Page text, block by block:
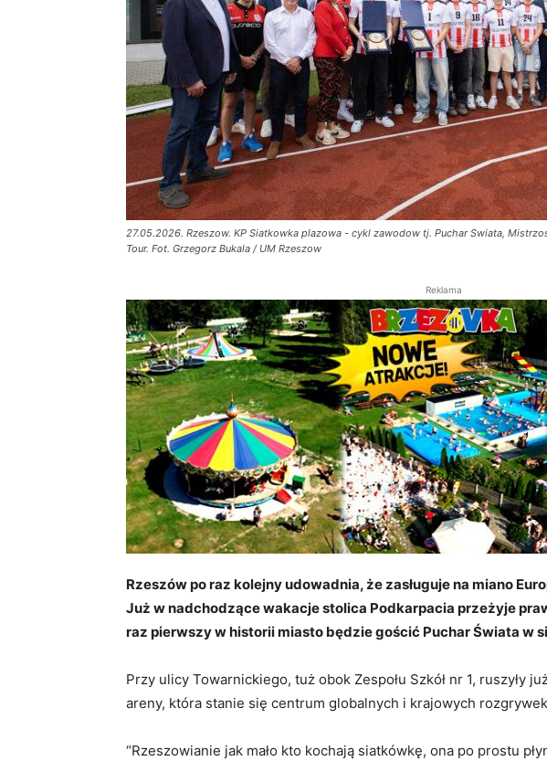
27.05.2026. Rzeszow. KP Siatkowka plazowa - cykl zawodow tj. Puchar Swiata,
Tour. Fot. Grzegorz Bukala / UM Rzeszow
Reklama
Rzeszów po raz kolejny udowadnia, że zasługuje na miano
Już w nadchodzące wakacje stolica Podkarpacia przeżyje
raz pierwszy w historii miasto będzie gościć Puchar Świata w
Przy ulicy Towarnickiego, tuż obok Zespołu Szkół nr 1, ruszyły
areny, która stanie się centrum globalnych i krajowych rozgrywek
“Rzeszowianie jak mało kto kochają siatkówkę, ona po prostu